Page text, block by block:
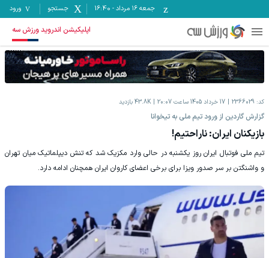
جمعه ۱۶ مرداد -
16:40 جستجو ورود
اپلیکیشن اندروید ورزش سه
کد: 2366029 17 خرداد 1405 ساعت 20:07 43.8K بازدید
گزارش گاردین از ورود تیم ملی به تیخوانا
بازیکنان ایران: ناراحتیم!
تیم ملی فوتبال ایران روز یکشنبه در حالی وارد مکزیک شد که تنش دیپلماتیک میان تهران
و واشنگتن بر سر صدور ویزا برای برخی اعضای کاروان ایران همچنان ادامه دارد.